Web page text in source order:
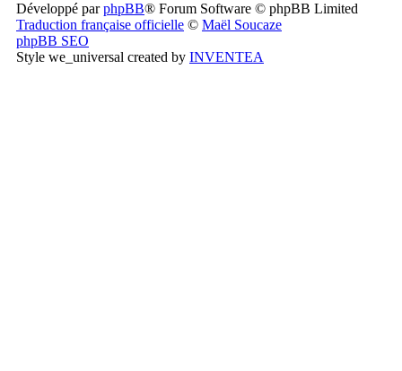
Développé parphpBB® Forum Software © phpBB Limited
Traduction française officielle © Maël Soucaze
phpBB SEO
Style we_universal created by INVENTEA